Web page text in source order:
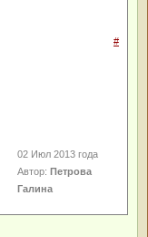
#
02 Июл 2013 года
Автор:Петрова
Галина